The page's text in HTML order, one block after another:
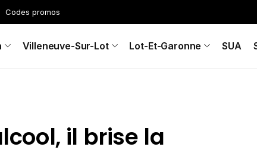
Codes promos
Villeneuve-Sur-Lot Lot-Et-Garonne SUA
il brise la